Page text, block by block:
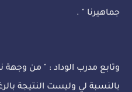
جماهيرنا " .
وتابع مدرب الوداد : " من وجهة
بالنسبة لي وليست النتيجة